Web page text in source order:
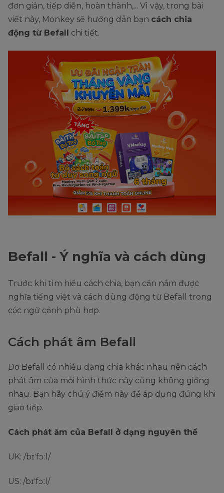
đơn giản, tiếp diễn, hoàn thành,... Vì vậy, trong bài
viết này, Monkey sẽ hướng dẫn bạn cách chia
động từ Befall chi tiết.
Befall - Ý nghĩa và cách dùng
Trước khi tìm hiểu cách chia, bạn cần nắm được
nghĩa tiếng việt và cách dùng động từ Befall trong
các ngữ cảnh phù hợp.
Cách phát âm Befall
Do Befall có nhiều dạng chia khác nhau nên cách
phát âm của mỗi hình thức này cũng không giống
nhau. Bạn hãy chú ý điểm này để áp dụng đúng khi
giao tiếp.
Cách phát âm của Befall ở dạng nguyên thể
UK: /bɪˈfɔːl/
US: /bɪˈfɔːl/